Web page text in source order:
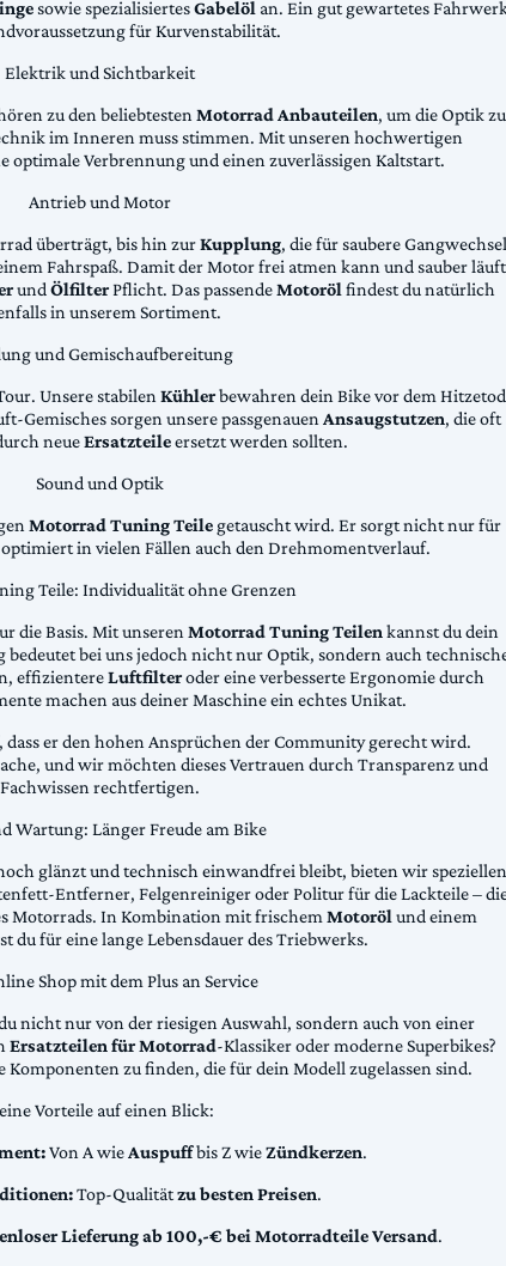
sowie spezialisiertesGabelöl an. Ein gut gewartetes
für Kurvenstabilität.
Elektrik und Sichtbarkeit
zu den beliebtestenMotorrad Anbauteilen, um die Optik zu
im Inneren muss stimmen. Mit unseren hochwertigen
optimale Verbrennung und einen zuverlässigen Kaltstart.
Antrieb und Motor
überträgt, bis hin zurKupplung, die für saubere Gangwechsel
Fahrspaß. Damit der Motor frei atmen kann und sauber
undÖlfilterPflicht. Das passendeMotorölfindest du natürlich
in unserem Sortiment.
und Gemischaufbereitung
Unsere stabilenKühlerbewahren dein Bike vor dem
Gemisches sorgen unsere passgenauenAnsaugstutzen, die oft
neueErsatzteileersetzt werden sollten.
Sound und Optik
Motorrad Tuning Teile getauscht wird. Er sorgt nicht nur für
in vielen Fällen auch den Drehmomentverlauf.
Teile: Individualität ohne Grenzen
die Basis. Mit unserenMotorrad Tuning Teilenkannst du dein
bedeutet bei uns jedoch nicht nur Optik, sondern auch
effizientereLuftfilteroder eine verbesserte Ergonomie durch
machen aus deiner Maschine ein echtes Unikat.
er den hohen Ansprüchen der Community gerecht wird.
und wir möchten dieses Vertrauen durch Transparenz und
Fachwissen rechtfertigen.
Wartung: Länger Freude am Bike
glänzt und technisch einwandfrei bleibt, bieten wir speziellen
Entferner, Felgenreiniger oder Politur für die Lackteile –
Motorrads. In Kombination mit frischemMotorölund einem
du für eine lange Lebensdauer des Triebwerks.
Shop mit dem Plus an Service
nicht nur von der riesigen Auswahl, sondern auch von einer
Ersatzteilen für Motorrad-Klassiker oder moderne Superbikes?
zu finden, die für dein Modell zugelassen sind.
Vorteile auf einen Blick:
Von A wieAuspuffbis Z wieZündkerzen.
Top-Qualitätzu besten Preisen.
Lieferung ab 100,-€ bei Motorradteile Versand.